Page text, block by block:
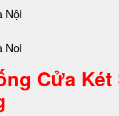
Cửa Két